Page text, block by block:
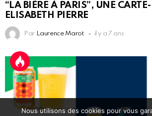
“LA BIÈRE À PARIS”, UNE
ELISABETH PIERRE
Par Laurence Marot il y a 7 ans
Nous utilisons des cookies pour vous